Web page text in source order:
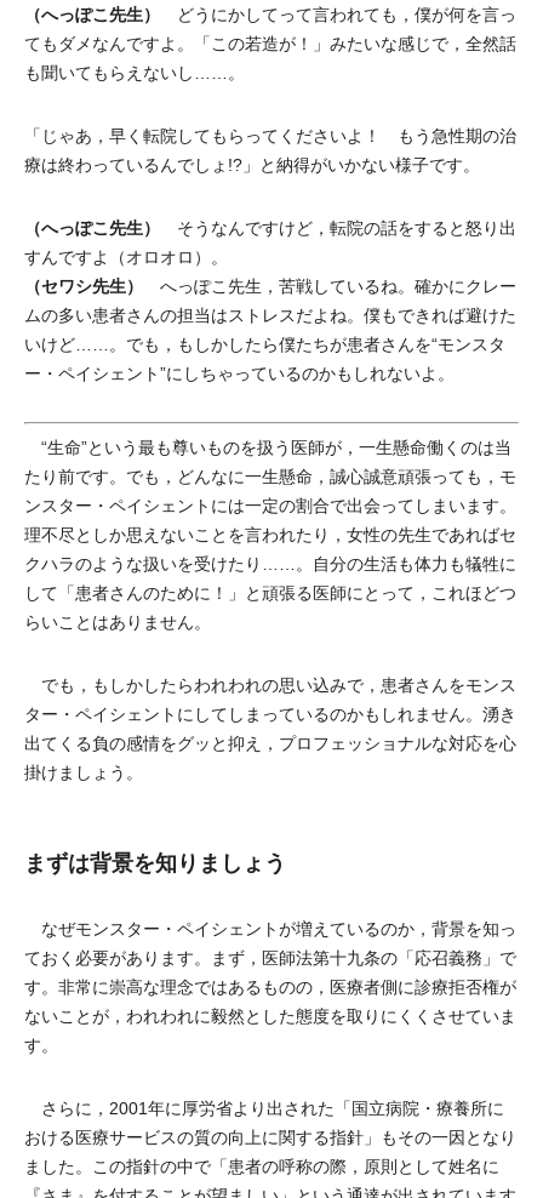
（へっぽこ先生）
どうにかしてって言われても，僕が何を言っ
てもダメなんですよ。「この若造が！」みたいな感じで，全然話
も聞いてもらえないし……。
「じゃあ，早く転院してもらってくださいよ！ もう急性期の治
療は終わっているんでしょ!?」と納得がいかない様子です。
（へっぽこ先生）
そうなんですけど，転院の話をすると怒り出
すんですよ（オロオロ）。
（セワシ先生）
へっぽこ先生，苦戦しているね。確かにクレー
ムの多い患者さんの担当はストレスだよね。僕もできれば避けた
いけど……。でも，もしかしたら僕たちが患者さんを“モンスタ
ー・ペイシェント”にしちゃっているのかもしれないよ。
“生命”という最も尊いものを扱う医師が，一生懸命働くのは当
たり前です。でも，どんなに一生懸命，誠心誠意頑張っても，モ
ンスター・ペイシェントには一定の割合で出会ってしまいます。
理不尽としか思えないことを言われたり，女性の先生であればセ
クハラのような扱いを受けたり……。自分の生活も体力も犠牲に
して「患者さんのために！」と頑張る医師にとって，これほどつ
らいことはありません。
でも，もしかしたらわれわれの思い込みで，患者さんをモンス
ター・ペイシェントにしてしまっているのかもしれません。湧き
出てくる負の感情をグッと抑え，プロフェッショナルな対応を心
掛けましょう。
まずは背景を知りましょう
なぜモンスター・ペイシェントが増えているのか，背景を知っ
ておく必要があります。まず，医師法第十九条の「応召義務」で
す。非常に崇高な理念ではあるものの，医療者側に診療拒否権が
ないことが，われわれに毅然とした態度を取りにくくさせていま
す。
さらに，2001年に厚労省より出された「国立病院・療養所に
おける医療サービスの質の向上に関する指針」もその一因となり
ました。この指針の中で「患者の呼称の際，原則として姓名に